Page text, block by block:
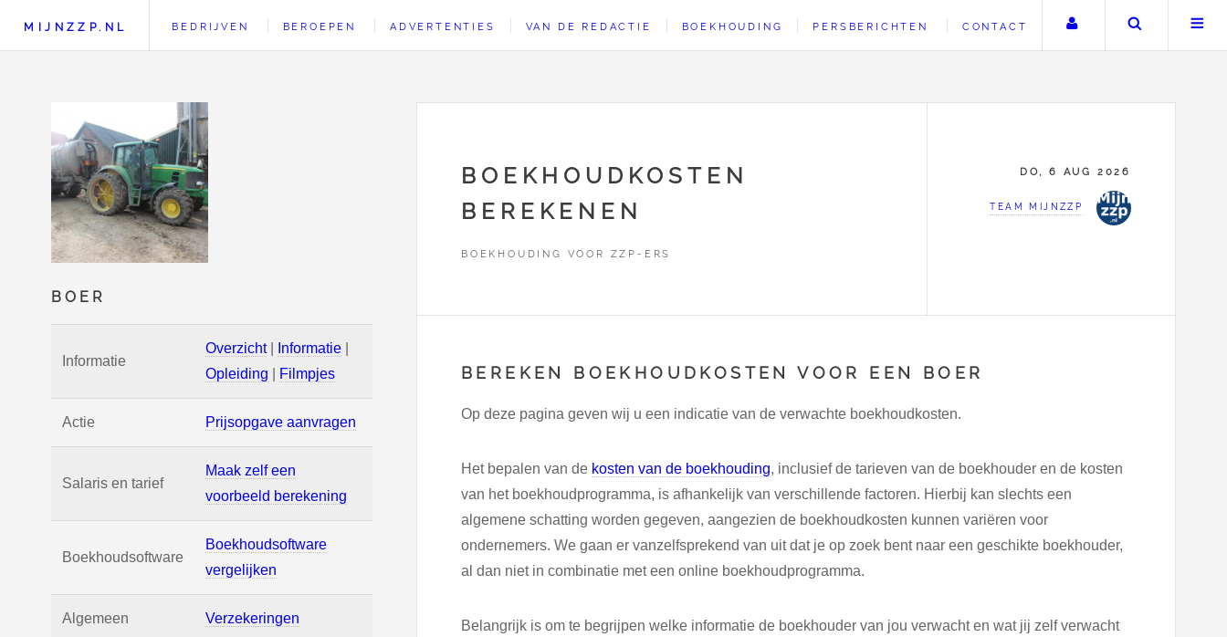
BOER
Informatie
Overzicht| Informatie
Opleiding
Filmpjes
Actie Prijsopgave aanvragen
Salaris en tarief
Maak zelf een
voorbeeld berekening
Boekhoudsoftware
Boekhoudsoftware
vergelijken
Algemeen Verzekeringen
MIJNZZP.NL BEDRIJVEN BEROEPEN ADVERTENTIES VAN DE REDACTIE BOEKHOUDING PERSBERICHTEN CONTACT Uw accountZoeken
BOEKHOUDKOSTEN
BEREKENEN
BOEKHOUDING VOOR ZZP-ERS
DO, 6 AUG 2026
TEAM MIJNZZP
BEREKEN BOEKHOUDKOSTEN VOOR EEN BOER
Op deze pagina geven wij u een indicatie van de verwachte boekhoudkosten.
Het bepalen van de kosten van de boekhouding, inclusief de tarieven van de boekhouder en de kosten
van het boekhoudprogramma, is afhankelijk van verschillende factoren. Hierbij kan slechts een
algemene schatting worden gegeven, aangezien de boekhoudkosten kunnen variëren voor
ondernemers. We gaan er vanzelfsprekend van uit dat je op zoek bent naar een geschikte boekhouder,
al dan niet in combinatie met een online boekhoudprogramma.
Belangrijk is om te begrijpen welke informatie de boekhouder van jou verwacht en wat jij zelf verwacht